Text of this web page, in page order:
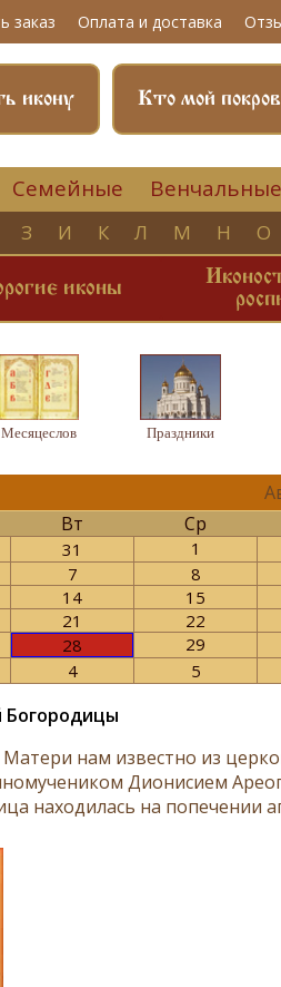
заказ Оплата и доставка
Кто мой
икону
Семейные Венчальные
З И К Л М Н О
иконы
Месяцеслов Праздники
Вт Ср
31 1
7 8
14 15
21 22
28 29
4 5
Богородицы
нам известно из
Дионисием
находилась на попечении